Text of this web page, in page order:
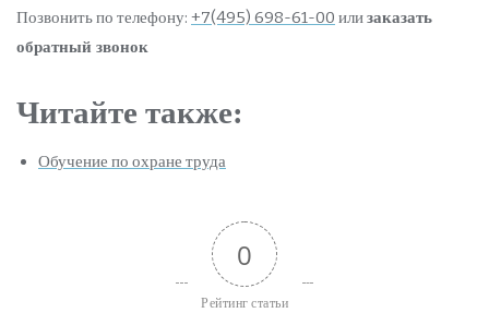
Позвонить по телефону: +7(495) 698-61-00 илизаказать
обратный звонок
Читайте также:
Обучение по охране труда
0
Рейтинг статьи